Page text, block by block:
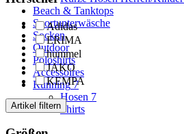
Beach & Tanktops
Sportunterwäsche
Socken
Outdoor
Poloshirts
Accessoires
Running 7
Hosen 7
Shirts
Adidas
ERIMA
hummel
JAKO
KEMPA
Artikel filtern